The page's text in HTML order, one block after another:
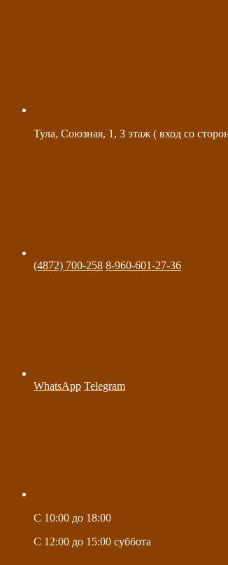
Тула, Союзная, 1, 3 этаж ( вход со
(4872) 700-258 8-960-601-27-36
WhatsApp Telegram
C 10:00 до 18:00
C 12:00 до 15:00 суббота